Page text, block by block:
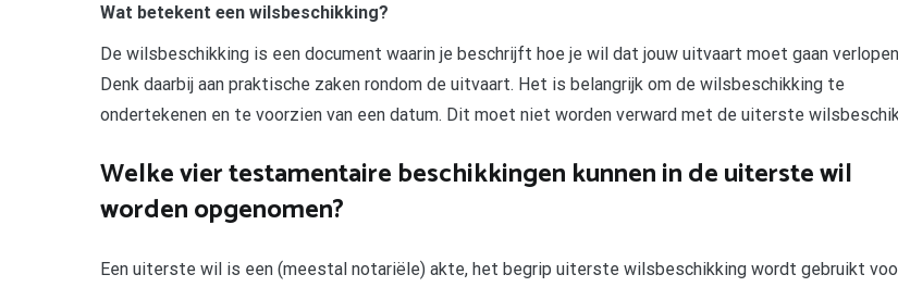
Wat betekent een wilsbeschikking?
De wilsbeschikking is een document waarin je beschrijft hoe je wil dat jouw uitvaart moet gaan
Denk daarbij aan praktische zaken rondom de uitvaart. Het is belangrijk om de wilsbeschikking te
ondertekenen en te voorzien van een datum. Dit moet niet worden verward met de uiterste
Welke vier testamentaire beschikkingen kunnen in de uiterste wil
worden opgenomen?
Een uiterste wil is een (meestal notariële) akte, het begrip uiterste wilsbeschikking wordt gebruikt